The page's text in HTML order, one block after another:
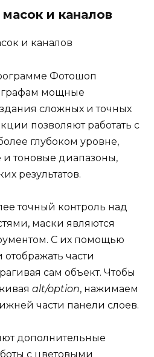
и каналов
Фотошоп
мощные
сложных и точных
позволяют работать с
глубоком уровне,
и тоновые диапазоны,
результатов.
точный контроль над
маски являются
С их помощью
части
сам объект. Чтобы
alt/option, нажимаем
части панели слоев.
дополнительные
с цветовыми